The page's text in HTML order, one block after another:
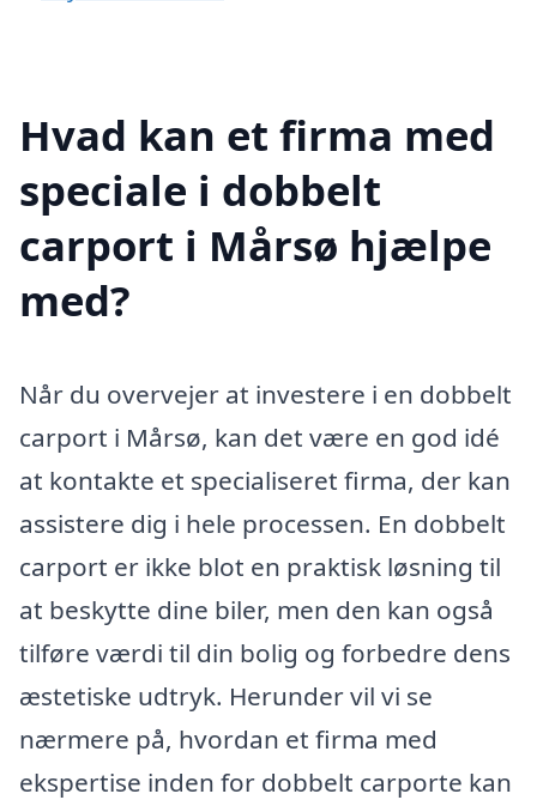
Hvad kan et firma med
speciale i dobbelt
carport i Mårsø hjælpe
med?
Når du overvejer at investere i en dobbelt
carport i Mårsø, kan det være en god idé
at kontakte et specialiseret firma, der kan
assistere dig i hele processen. En dobbelt
carport er ikke blot en praktisk løsning til
at beskytte dine biler, men den kan også
tilføre værdi til din bolig og forbedre dens
æstetiske udtryk. Herunder vil vi se
nærmere på, hvordan et firma med
ekspertise inden for dobbelt carporte kan